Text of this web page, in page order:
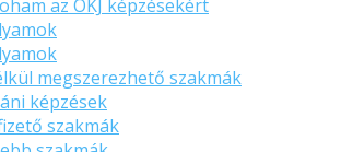
az OKJ képzésekért
megszerezhető szakmák
képzések
szakmák